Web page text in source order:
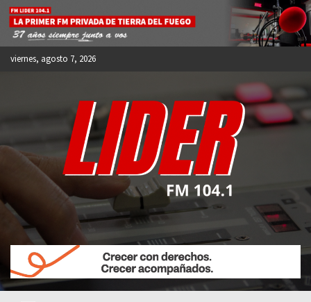
Skip
content
viernes, agosto 7, 2026
FM LIDER 104.1